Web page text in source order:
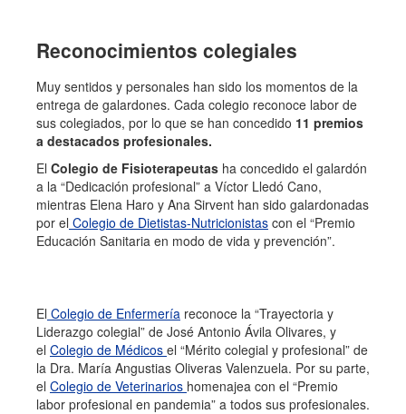
Reconocimientos colegiales
Muy sentidos y personales han sido los momentos de la
entrega de galardones. Cada colegio reconoce labor de
sus colegiados, por lo que se han concedido 11 premios
a destacados profesionales.
El Colegio de Fisioterapeutas ha concedido el galardón
a la “Dedicación profesional” a Víctor Lledó Cano,
mientras Elena Haro y Ana Sirvent han sido galardonadas
por el Colegio de Dietistas-Nutricionistas con el “Premio
Educación Sanitaria en modo de vida y prevención”.
El Colegio de Enfermería reconoce la “Trayectoria y
Liderazgo colegial” de José Antonio Ávila Olivares, y
el Colegio de Médicos el “Mérito colegial y profesional” de
la Dra. María Angustias Oliveras Valenzuela. Por su parte,
el Colegio de Veterinarios homenajea con el “Premio
labor profesional en pandemia” a todos sus profesionales.